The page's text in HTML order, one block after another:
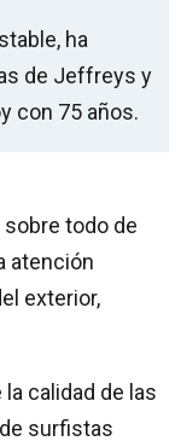
ha
de Jeffreys y
con 75 años.
sobre todo de
atención
exterior,
calidad de las
surfistas